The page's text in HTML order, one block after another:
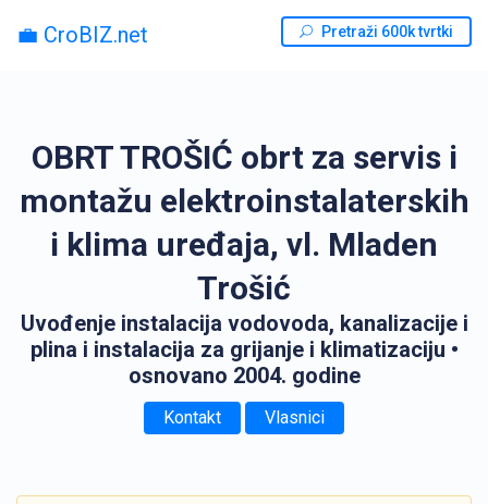
💼 CroBIZ.net Pretraži 600k tvrtki
OBRT TROŠIĆ obrt za servis i
montažu elektroinstalaterskih
i klima uređaja, vl. Mladen
Trošić
Uvođenje instalacija vodovoda, kanalizacije i
plina i instalacija za grijanje i klimatizaciju •
osnovano 2004. godine
Kontakt Vlasnici